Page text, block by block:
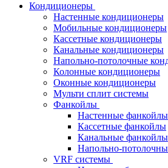
Кондиционеры
Настенные кондиционеры
Мобильные кондиционеры
Кассетные кондиционеры
Канальные кондиционеры
Напольно-потолочные
Колонные кондиционеры
Оконные кондиционеры
Мульти сплит системы
Фанкойлы
Настенные фанкойлы
Кассетные фанкойлы
Канальные фанкойлы
Напольно-
VRF системы